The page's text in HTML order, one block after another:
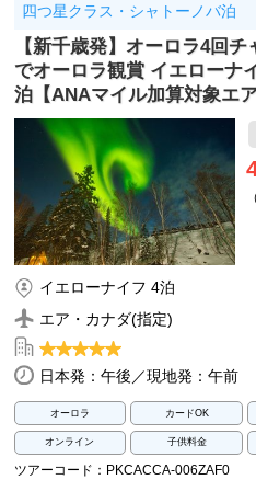
四つ星クラス・シャトーノバ泊
【新千歳発】オーロラ4回
でオーロラ観賞 イエローナ
泊【ANAマイル加算対象エ
イエローナイフ 4泊
エア・カナダ(指定)
日本発：午後／現地発：午前
オーロラ カードOK
オンライン 子供料金
ツアーコード：PKCACCA-006ZAF0